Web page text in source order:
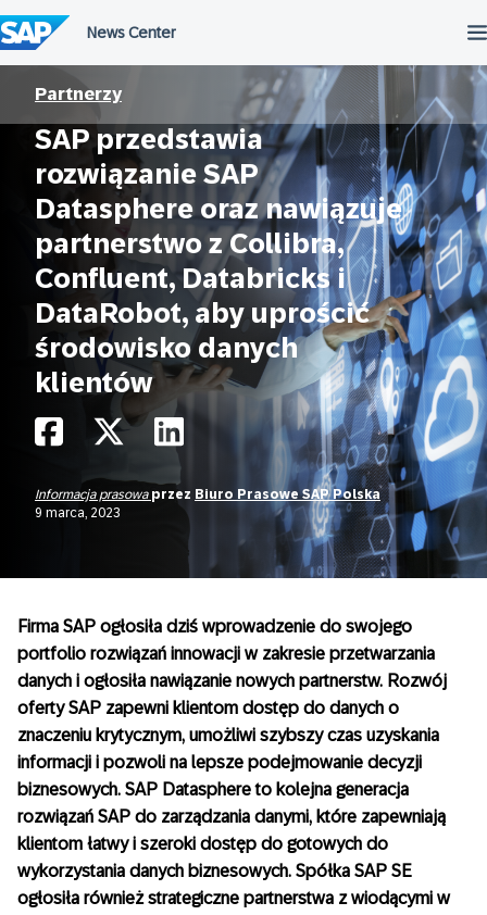
do
treści
Partnerzy
SAP przedstawia
rozwiązanie SAP
Datasphere oraz nawiązuje
partnerstwo z Collibra,
Confluent, Databricks i
DataRobot, aby uprościć
środowisko danych
klientów
Informacja prasowa przez Biuro Prasowe SAP Polska
9 marca, 2023
Firma SAP ogłosiła dziś wprowadzenie do swojego
portfolio rozwiązań innowacji w zakresie przetwarzania
danych i ogłosiła nawiązanie nowych partnerstw. Rozwój
oferty SAP zapewni klientom dostęp do danych o
znaczeniu krytycznym, umożliwi szybszy czas uzyskania
informacji i pozwoli na lepsze podejmowanie decyzji
biznesowych. SAP Datasphere to kolejna generacja
rozwiązań SAP do zarządzania danymi, które zapewniają
klientom łatwy i szeroki dostęp do gotowych do
wykorzystania danych biznesowych. Spółka SAP SE
ogłosiła również strategiczne partnerstwa z wiodącymi w